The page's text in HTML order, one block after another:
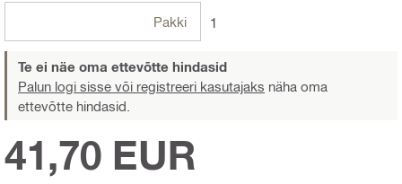
Pakki 1
Te ei näe oma ettevõtte hindasid
Palun logi sisse või registreeri kasutajaks näha oma
ettevõtte hindasid.
41,70 EUR